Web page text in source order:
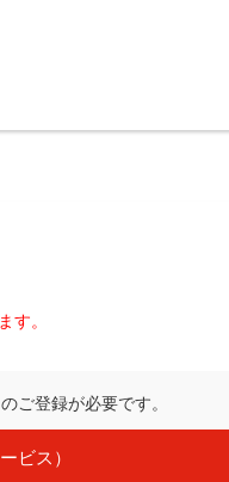
す。
ご登録が必要です。
ビス）